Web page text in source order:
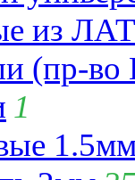
из
(пр-во
1